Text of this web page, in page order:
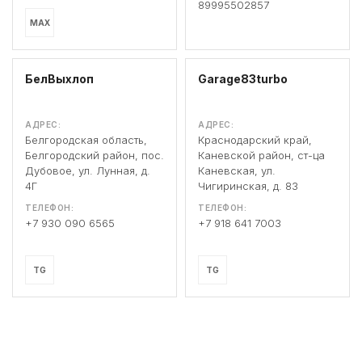
MAX
89995502857
БелВыхлоп
АДРЕС:
Белгородская область,
Белгородский район, пос.
Дубовое, ул. Лунная, д.
4Г
ТЕЛЕФОН:
+7 930 090 6565
TG
Garage83turbo
АДРЕС:
Краснодарский край,
Каневской район, ст-ца
Каневская, ул.
Чигиринская, д. 83
ТЕЛЕФОН:
+7 918 641 7003
TG